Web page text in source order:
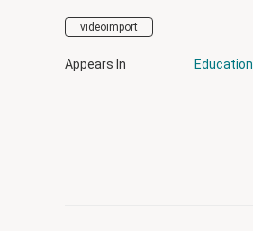
videoimport
Appears In Education